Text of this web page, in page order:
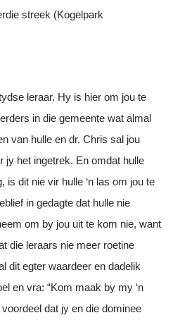
streek (Kogelpark
leraar. Hy is hier om jou te
in die gemeente wat almal
van hulle en dr. Chris sal jou
jy het ingetrek. En omdat hulle
is dit nie vir hulle ‘n las om jou te
in gedagte dat hulle nie
om by jou uit te kom nie, want
die leraars nie meer roetine
dit egter waardeer en dadelik
en vra: “Kom maak by my ‘n
dat jy en die dominee